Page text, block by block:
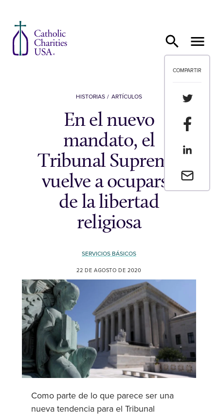
COMPARTIR
Envia un
HISTORIAS ARTÍCULOS
En el nuevo
mandato, el
Tribunal Supremo
vuelve a ocuparse
de la libertad
religiosa
SERVICIOS BÁSICOS
22 DE AGOSTO DE 2020
Como parte de lo que parece ser una
nueva tendencia para el Tribunal